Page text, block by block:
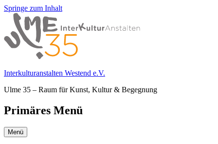
Springe zum Inhalt
Interkulturanstalten Westend e.V.
Ulme 35 – Raum für Kunst, Kultur & Begegnung
Primäres Menü
Menü